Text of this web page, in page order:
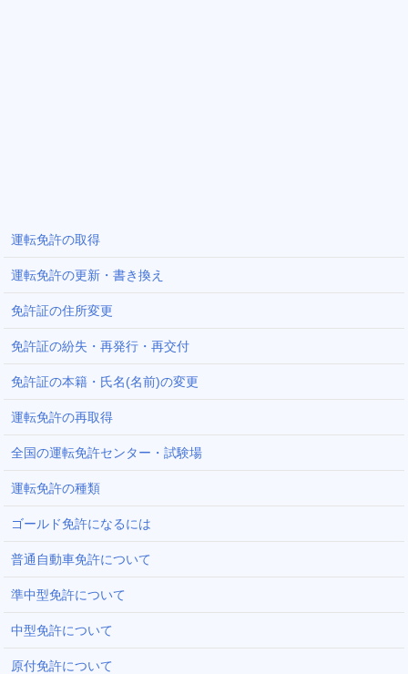
運転免許の取得
運転免許の更新・書き換え
免許証の住所変更
免許証の紛失・再発行・再交付
免許証の本籍・氏名(名前)の変更
運転免許の再取得
全国の運転免許センター・試験場
運転免許の種類
ゴールド免許になるには
普通自動車免許について
準中型免許について
中型免許について
原付免許について